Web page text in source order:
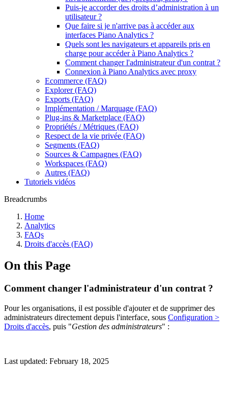
Puis-je accorder des droits d’administration à un
utilisateur ?
Que faire si je n'arrive pas à accéder aux
interfaces Piano Analytics ?
Quels sont les navigateurs et appareils pris en
charge pour accéder à Piano Analytics ?
Comment changer l'administrateur d'un contrat ?
Connexion à Piano Analytics avec proxy
Ecommerce (FAQ)
Explorer (FAQ)
Exports (FAQ)
Implémentation / Marquage (FAQ)
Plug-ins & Marketplace (FAQ)
Propriétés / Métriques (FAQ)
Respect de la vie privée (FAQ)
Segments (FAQ)
Sources & Campagnes (FAQ)
Workspaces (FAQ)
Autres (FAQ)
Tutoriels vidéos
Breadcrumbs
Home
Analytics
FAQs
Droits d'accès (FAQ)
On this Page
Comment changer l'administrateur d'un contrat ?
Pour les organisations, il est possible d'ajouter et de supprimer des
administrateurs directement depuis l'interface, sous Configuration >
Droits d'accès, puis "Gestion des administrateurs" :
Last updated: February 18, 2025